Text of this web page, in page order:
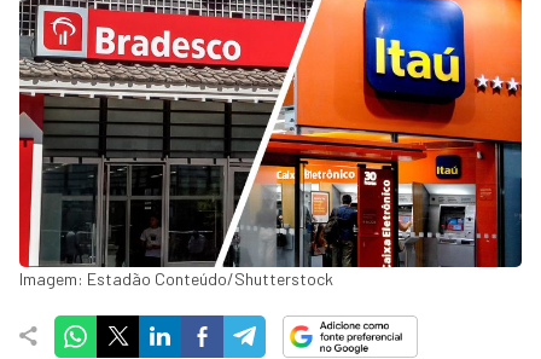
Imagem: Estadão Conteúdo/Shutterstock